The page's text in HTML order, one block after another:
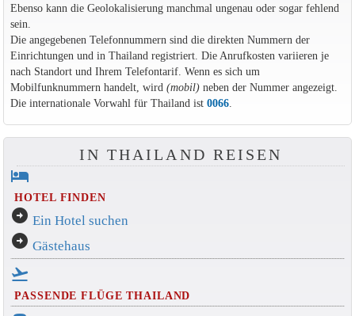
Ebenso kann die Geolokalisierung manchmal ungenau oder sogar fehlend
sein.
Die angegebenen Telefonnummern sind die direkten Nummern der
Einrichtungen und in Thailand registriert. Die Anrufkosten variieren je
nach Standort und Ihrem Telefontarif. Wenn es sich um
Mobilfunknummern handelt, wird (mobil)neben der Nummer angezeigt.
Die internationale Vorwahl für Thailand ist 0066.
IN THAILAND REISEN
hotel
HOTEL FINDEN
arrow_circle_right Ein Hotel suchen
arrow_circle_right Gästehaus
flight_takeoff
PASSENDE FLÜGE THAILAND